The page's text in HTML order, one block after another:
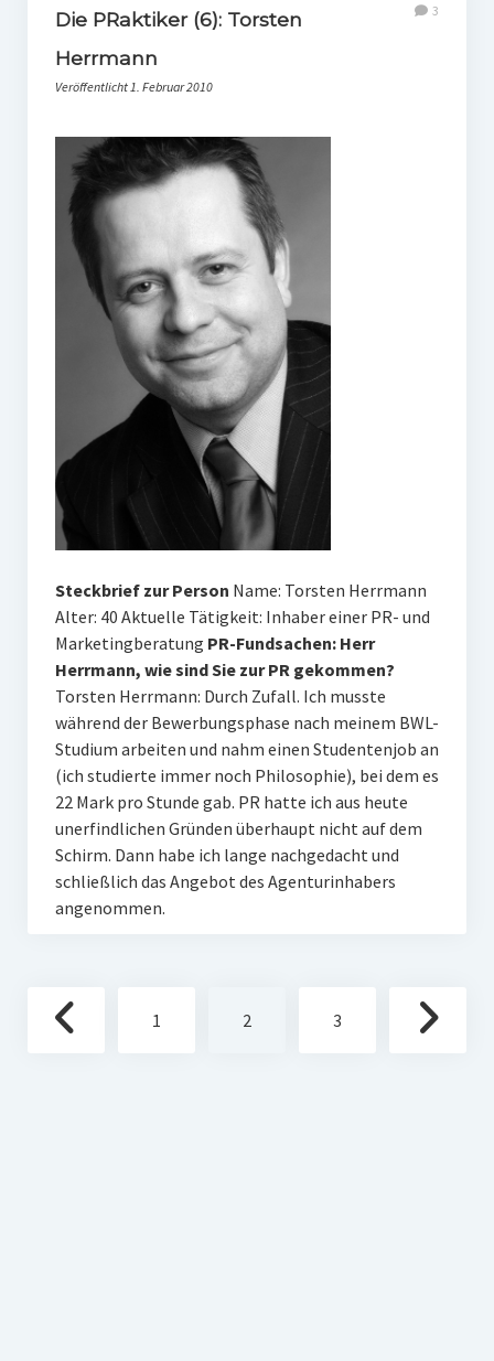
Die PRaktiker (6): Torsten
Herrmann
Veröffentlicht 1. Februar 2010
3
Steckbrief zur Person Name: Torsten Herrmann
Alter: 40 Aktuelle Tätigkeit: Inhaber einer PR- und
Marketingberatung PR-Fundsachen: Herr
Herrmann, wie sind Sie zur PR gekommen?
Torsten Herrmann: Durch Zufall. Ich musste
während der Bewerbungsphase nach meinem BWL-
Studium arbeiten und nahm einen Studentenjob an
(ich studierte immer noch Philosophie), bei dem es
22 Mark pro Stunde gab. PR hatte ich aus heute
unerfindlichen Gründen überhaupt nicht auf dem
Schirm. Dann habe ich lange nachgedacht und
schließlich das Angebot des Agenturinhabers
angenommen.
Seitennummerierung
1 2 3